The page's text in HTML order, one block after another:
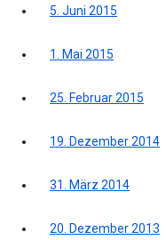
5. Juni 2015
1. Mai 2015
25. Februar 2015
19. Dezember 2014
31. März 2014
20. Dezember 2013